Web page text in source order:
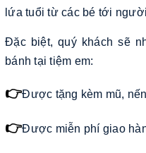
lứa tuổi từ các bé tới
Đặc biệt, quý khách sẽ
bánh tại tiệm em:
👉Được tặng kèm mũ,
👉Được miễn phí giao